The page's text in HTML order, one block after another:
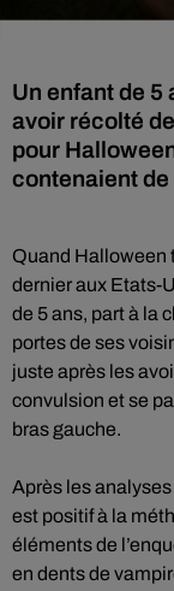
Un enfant de 5
avoir récolté
pour
contenaient
Quand Halloween
dernier aux Etats-
de 5 ans, part à la
portes de ses
juste après les
convulsion et se
bras gauche.
Après les analyses
est positif à la
éléments de
en dents de